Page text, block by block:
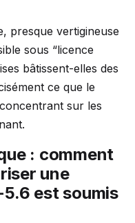
presque vertigineuse
sous “licence
bâtissent-elles des
ce que le
sur les
: comment
une
est soumis